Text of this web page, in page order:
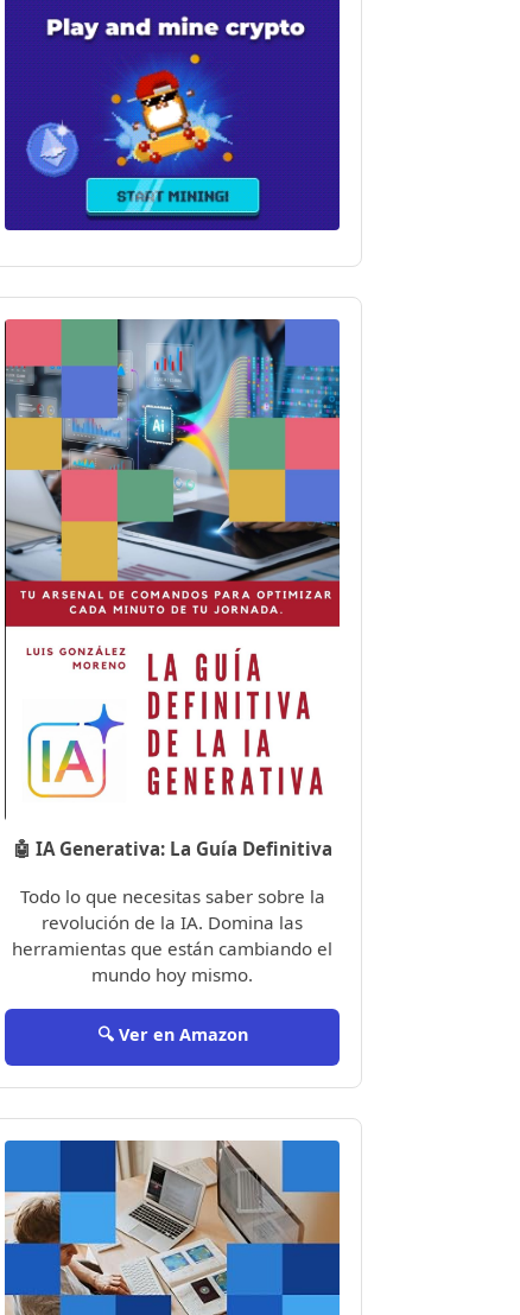
🤖 IA Generativa: La Guía Definitiva
Todo lo que necesitas saber sobre la
revolución de la IA. Domina las
herramientas que están cambiando el
mundo hoy mismo.
🔍 Ver en Amazon